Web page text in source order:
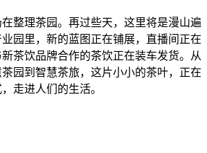
理茶园。再过些天，这里将是漫山遍
园里，新的蓝图正在铺展，直播间正在
茶饮品牌合作的茶饮正在装车发货。从
园到智慧茶旅，这片小小的茶叶，正在
走进人们的生活。